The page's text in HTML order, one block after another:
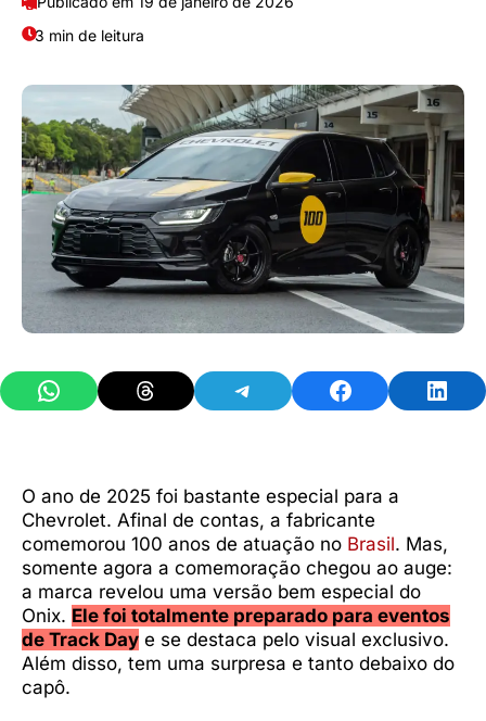
3 min de leitura
Share on WhatsAppShare on ThreadsShare on TelegramShare on Facebook
O ano de 2025 foi bastante especial para a
Chevrolet. Afinal de contas, a fabricante
comemorou 100 anos de atuação no Brasil. Mas,
somente agora a comemoração chegou ao auge:
a marca revelou uma versão bem especial do
Onix. Ele foi totalmente preparado para eventos
de Track Day e se destaca pelo visual exclusivo.
Além disso, tem uma surpresa e tanto debaixo do
capô.